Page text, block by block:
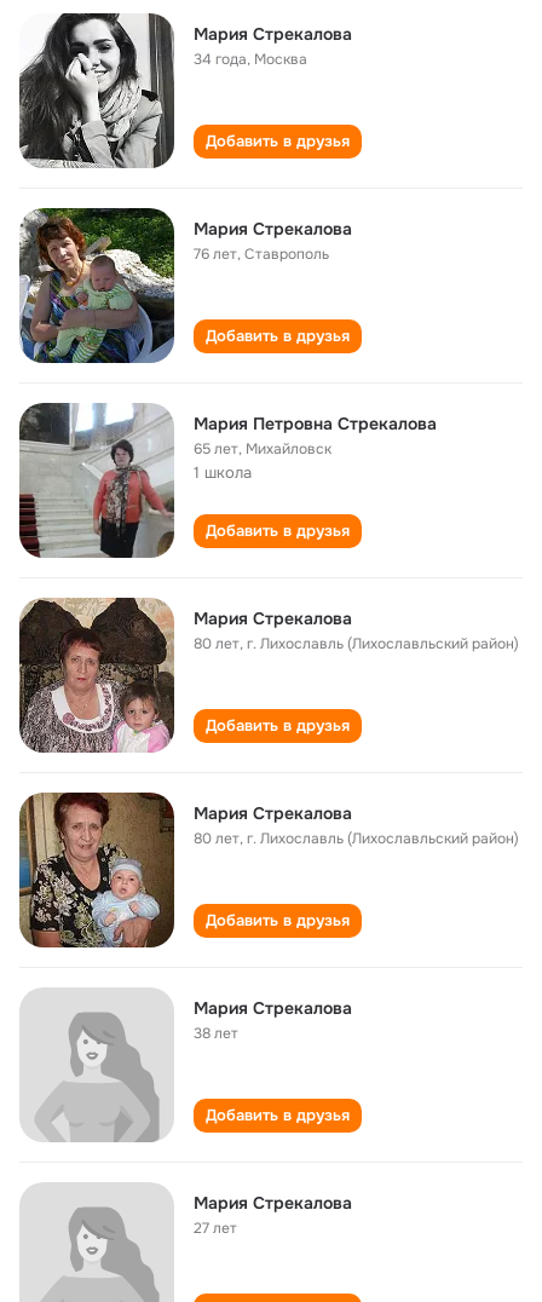
Мария Стрекалова
34 года, Москва
Добавить в друзья
Мария Стрекалова
76 лет,Ставрополь
Добавить в друзья
Мария Петровна Стрекалова
65 лет, Михайловск
1 школа
Добавить в друзья
Мария Стрекалова
80 лет,г. Лихославль (Лихославльский район)
Добавить в друзья
Мария Стрекалова
80 лет,г. Лихославль (Лихославльский район)
Добавить в друзья
Мария Стрекалова
38 лет
Добавить в друзья
Мария Стрекалова
27 лет